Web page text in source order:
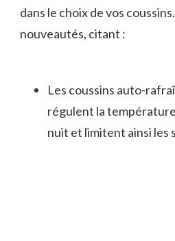
dans le choix de vos
nouveautés, citant :
Les coussins auto-
régulent la
nuit et limitent ainsi les